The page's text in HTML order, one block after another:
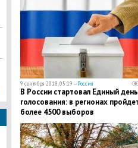
9 сентября 2018, 05:19 —Россия
В России стартовал Единый день
голосования: в регионах
более 4500 выборов